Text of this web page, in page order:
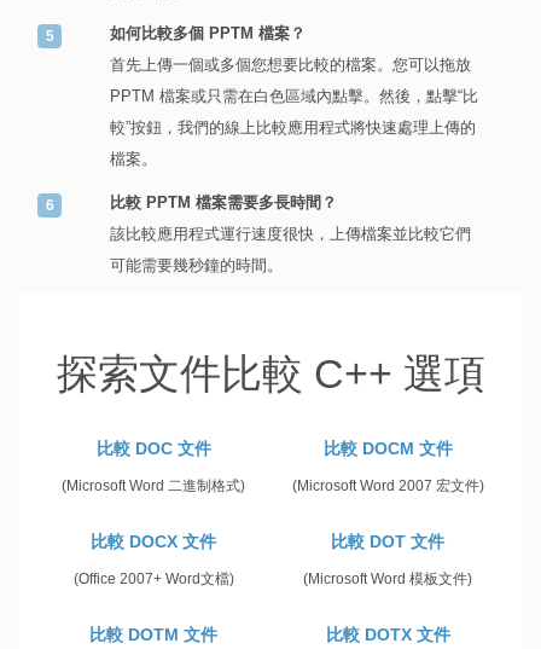
如何比較多個 PPTM 檔案？
首先上傳一個或多個您想要比較的檔案。您可以拖放
PPTM 檔案或只需在白色區域內點擊。然後，點擊“比
較”按鈕，我們的線上比較應用程式將快速處理上傳的
檔案。
比較 PPTM 檔案需要多長時間？
該比較應用程式運行速度很快，上傳檔案並比較它們
可能需要幾秒鐘的時間。
探索文件比較 C++ 選項
比較 DOC 文件
(Microsoft Word 二進制格式)
比較 DOCM 文件
(Microsoft Word 2007 宏文件)
比較 DOCX 文件
(Office 2007+ Word文檔)
比較 DOT 文件
(Microsoft Word 模板文件)
比較 DOTM 文件 比較 DOTX 文件